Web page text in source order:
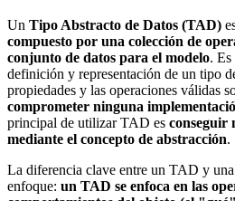
Un Tipo Abstracto de Datos (TAD)
compuesto por una colección de
conjunto de datos para el modelo.
definición y representación de un tipo
propiedades y las operaciones válidas
comprometer ninguna
principal de utilizar TAD es conseguir
mediante el concepto de abstracción.
La diferencia clave entre un TAD y una
enfoque: un TAD se enfoca en las